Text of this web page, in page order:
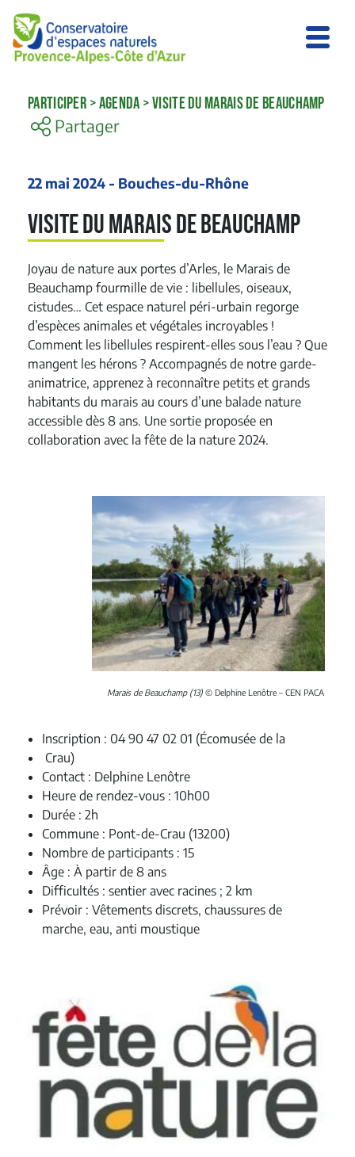
PARTICIPER >AGENDA >VISITE DU MARAIS DE BEAUCHAMP
Partager
22 mai 2024 - Bouches-du-Rhône
Visite du Marais de Beauchamp
Joyau de nature aux portes d’Arles, le Marais de
Beauchamp fourmille de vie : libellules, oiseaux,
cistudes… Cet espace naturel péri-urbain regorge
d’espèces animales et végétales incroyables !
Comment les libellules respirent-elles sous l’eau ? Que
mangent les hérons ? Accompagnés de notre garde-
animatrice, apprenez à reconnaître petits et grands
habitants du marais au cours d’une balade nature
accessible dès 8 ans. Une sortie proposée en
collaboration avec la fête de la nature 2024.
Marais de Beauchamp (13) © Delphine Lenôtre – CEN PACA
Inscription : 04 90 47 02 01 (Écomusée de la
Crau)
Contact : Delphine Lenôtre
Heure de rendez-vous : 10h00
Durée : 2h
Commune : Pont-de-Crau (13200)
Nombre de participants : 15
Âge : À partir de 8 ans
Difficultés : sentier avec racines ; 2 km
Prévoir : Vêtements discrets, chaussures de
marche, eau, anti moustique